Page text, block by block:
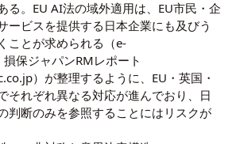
る。EU AI法の域外適用は、EU市民・企
ービスを提供する日本企業にも及びう
ことが求められる（e-
保ジャパンRMレポート
）が整理するように、EU・英国・
それぞれ異なる対応が進んでおり、日
判断のみを参照することにはリスクが